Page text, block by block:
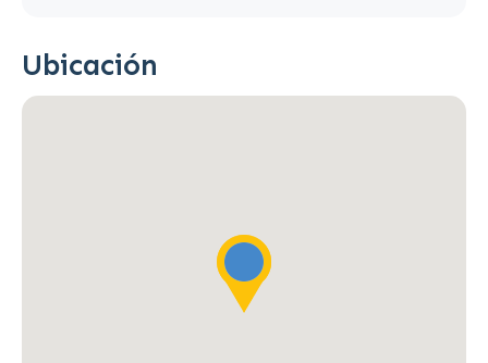
Ubicación